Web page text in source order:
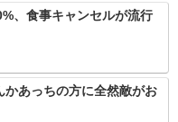
、食事キャンセルが流行
かあっちの方に全然敵がお